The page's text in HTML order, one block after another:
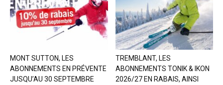
MONT SUTTON, LES
ABONNEMENTS EN PRÉVENTE
JUSQU’AU 30 SEPTEMBRE
TREMBLANT, LES
ABONNEMENTS TONIK & IKON
2026/27 EN RABAIS, AINSI